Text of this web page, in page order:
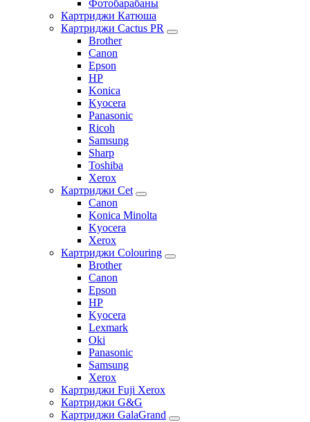
Фотобарабаны
Картриджи Катюша
Картриджи Cactus PR
Brother
Canon
Epson
HP
Konica
Kyocera
Panasonic
Ricoh
Samsung
Sharp
Toshiba
Xerox
Картриджи Cet
Canon
Konica Minolta
Kyocera
Xerox
Картриджи Colouring
Brother
Canon
Epson
HP
Kyocera
Lexmark
Oki
Panasonic
Samsung
Xerox
Картриджи Fuji Xerox
Картриджи G&G
Картриджи GalaGrand